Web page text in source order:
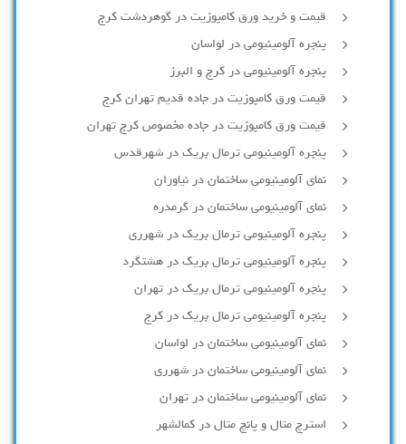
قیمت و خرید ورق کامپوزیت در گوهردشت کرج
پنجره آلومینیومی در لواسان
پنجره آلومینیومی در کرج و البرز
قیمت ورق کامپوزیت در جاده قدیم تهران کرج
قیمت ورق کامپوزیت در جاده مخصوص کرج تهران
پنجره آلومینیومی ترمال بریک در شهرقدس
نمای آلومینیومی ساختمان در نیاوران
نمای آلومینیومی ساختمان در گرمدره
پنجره آلومینیومی ترمال بریک در شهرری
پنجره آلومینیومی ترمال بریک در هشتگرد
پنجره آلومینیومی ترمال بریک در تهران
پنجره آلومینیومی ترمال بریک در کرج
نمای آلومینیومی ساختمان در لواسان
نمای آلومینیومی ساختمان در شهرری
نمای آلومینیومی ساختمان در تهران
استرچ متال و پانچ متال در کمالشهر